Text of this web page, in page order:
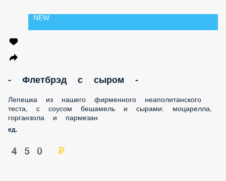
NEW
- Флетбрэд с сыром -
Лепешка из нашего фирменного неаполитанского теста, с
соусом бешамель и сырами: моцарелла, горганзола и
пармезан
ед.
450 ₽